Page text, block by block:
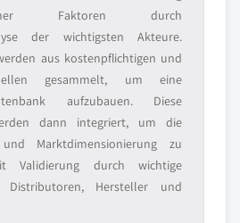
Faktoren durch
der wichtigsten Akteure.
aus kostenpflichtigen und
gesammelt, um eine
aufzubauen. Diese
dann integriert, um die
und Marktdimensionierung zu
Validierung durch wichtige
Distributoren, Hersteller und